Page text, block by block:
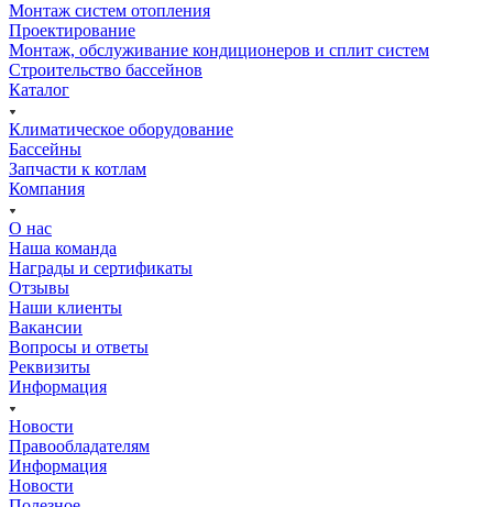
Монтаж систем отопления
Проектирование
Монтаж, обслуживание кондиционеров и сплит систем
Строительство бассейнов
Каталог
Климатическое оборудование
Бассейны
Запчасти к котлам
Компания
О нас
Наша команда
Награды и сертификаты
Отзывы
Наши клиенты
Вакансии
Вопросы и ответы
Реквизиты
Информация
Новости
Правообладателям
Информация
Новости